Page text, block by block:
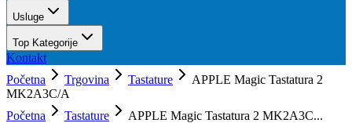
Usluge
Top Kategorije
Kontakt
Početna
Trgovina Tastature
APPLE Magic Tastatura 2
MK2A3C/A
Početna
Tastature APPLE Magic Tastatura 2 MK2A3C...